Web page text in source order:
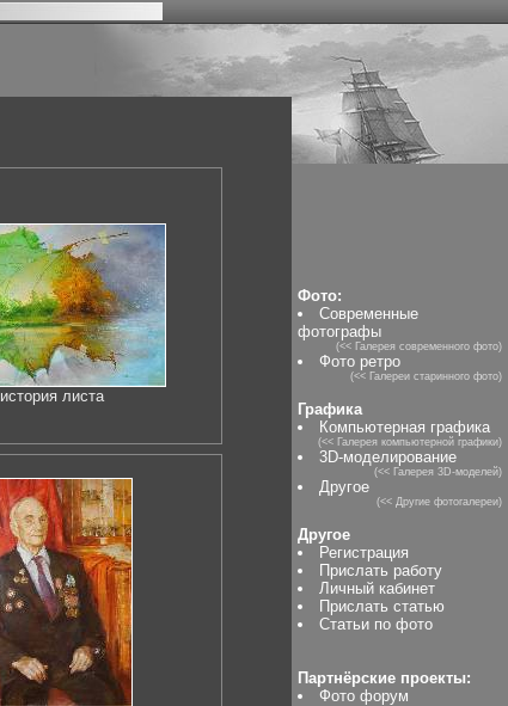
история листа
Фото:
Современные
фотографы
(<< Галерея современного фото)
Фото ретро
(<< Галереи старинного фото)
Графика
Компьютерная графика
(<< Галерея компьютерной графики)
3D-моделирование
(<< Галерея 3D-моделей)
Другое
(<< Другие фотогалереи)
Другое
Регистрация
Прислать работу
Личный кабинет
Прислать статью
Статьи по фото
Партнёрские проекты:
Фото форум